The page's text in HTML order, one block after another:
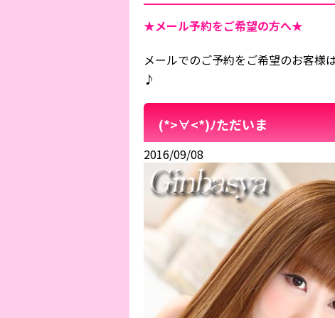
★メール予約をご希望の方へ★
メールでのご予約をご希望のお客様
♪
(*>∀<*)ﾉただいま
2016/09/08